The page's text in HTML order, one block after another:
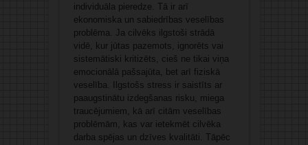
individuāla pieredze. Tā ir arī
ekonomiska un sabiedrības veselības
problēma. Ja cilvēks ilgstoši strādā
vidē, kur jūtas pazemots, ignorēts vai
sistemātiski kritizēts, cieš ne tikai viņa
emocionālā pašsajūta, bet arī fiziskā
veselība. Ilgstošs stress ir saistīts ar
paaugstinātu izdegšanas risku, miega
traucējumiem, kā arī citām veselības
problēmām, kas var ietekmēt cilvēka
darba spējas un dzīves kvalitāti. Tāpēc